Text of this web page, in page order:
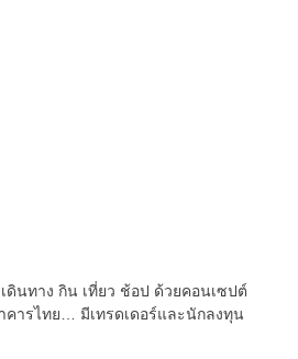
ดินทาง กิน เที่ยว ช้อป ด้วยคอนเซปต์
คารไทย… มีเทรดเดอร์และนักลงทุน